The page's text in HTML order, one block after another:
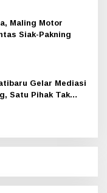
Maling Motor
Siak-Pakning
Gelar Mediasi
Satu Pihak Tak